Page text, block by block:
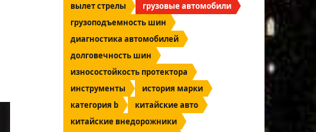
вылет стрелы
грузовые автомобили
грузоподъемность шин
диагностика автомобилей
долговечность шин
износостойкость протектора
инструменты
история марки
категория b
китайские авто
китайские внедорожники